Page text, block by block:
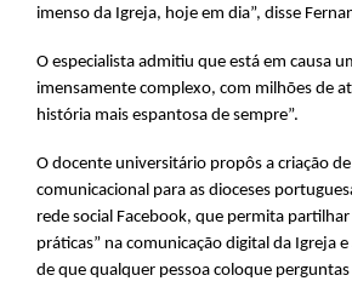
imenso da Igreja, hoje em dia”, disse
O especialista admitiu que está em causa
imensamente complexo, com milhões de
história mais espantosa de sempre”.
O docente universitário propôs a criação
comunicacional para as dioceses
rede social Facebook, que permita partilhar
práticas” na comunicação digital da Igreja
de que qualquer pessoa coloque